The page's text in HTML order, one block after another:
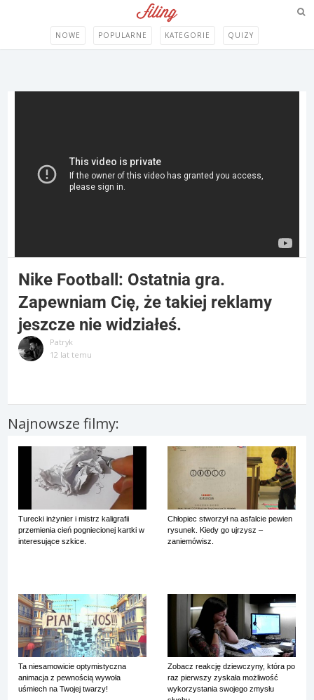
NOWE POPULARNE KATEGORIE QUIZY
Nike Football: Ostatnia gra.
Zapewniam Cię, że takiej reklamy
jeszcze nie widziałeś.
Patryk
12 lat temu
Najnowsze filmy:
Turecki inżynier i mistrz kaligrafii
przemienia cień pogniecionej kartki w
interesujące szkice.
Chłopiec stworzył na asfalcie pewien
rysunek. Kiedy go ujrzysz –
zaniemówisz.
Ta niesamowicie optymistyczna
animacja z pewnością wywoła
uśmiech na Twojej twarzy!
Zobacz reakcję dziewczyny, która po
raz pierwszy zyskała możliwość
wykorzystania swojego zmysłu